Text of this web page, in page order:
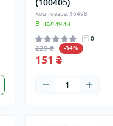
(100405)
Код товара: 16498
В наличии
0
229 ₴ -34%
151 ₴